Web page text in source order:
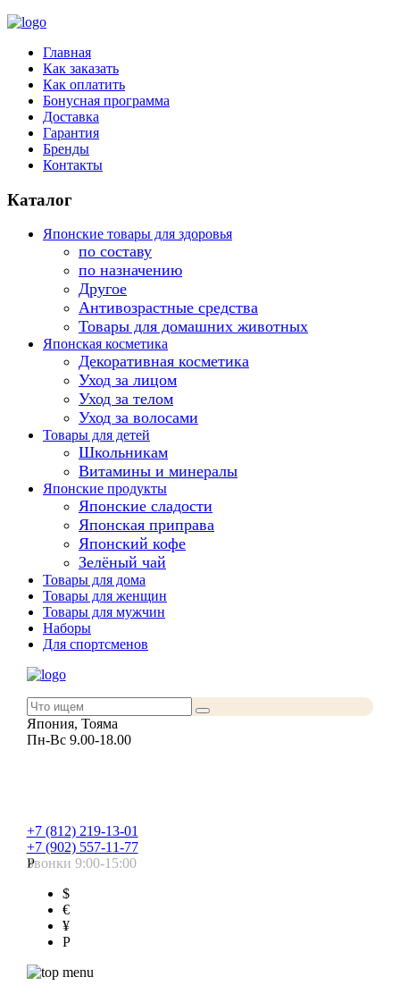
Главная
Как заказать
Как оплатить
Бонусная программа
Доставка
Гарантия
Бренды
Контакты
Каталог
Японские товары для здоровья
по составу
по назначению
Другое
Антивозрастные средства
Товары для домашних животных
Японская косметика
Декоративная косметика
Уход за лицом
Уход за телом
Уход за волосами
Товары для детей
Школьникам
Витамины и минералы
Японские продукты
Японские сладости
Японская приправа
Японский кофе
Зелёный чай
Товары для дома
Товары для женщин
Товары для мужчин
Наборы
Для спортсменов
Япония, Тояма
Пн-Вс 9.00-18.00
+7 (812) 219-13-01
+7 (902) 557-11-77
Звонки 9:00-15:00
Р
$
€
¥
Р